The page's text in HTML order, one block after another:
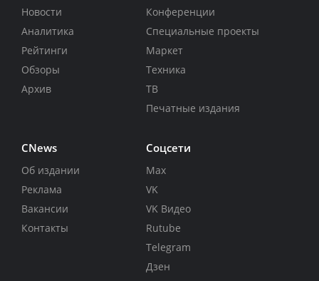
Новости
Аналитика
Рейтинги
Обзоры
Архив
Конференции
Специальные проекты
Маркет
Техника
ТВ
Печатные издания
CNews
Об издании
Реклама
Вакансии
Контакты
Соцсети
Max
VK
VK Видео
Rutube
Telegram
Дзен